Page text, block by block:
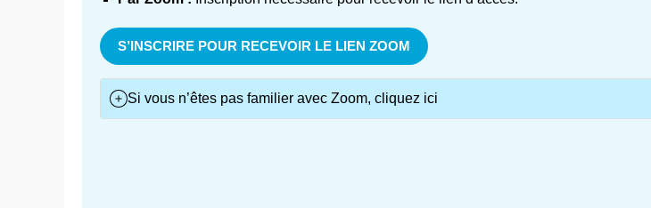
S’INSCRIRE POUR RECEVOIR LE LIEN ZOOM
Si vous n’êtes pas familier avec Zoom, cliquez ici